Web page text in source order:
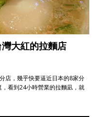
灣大紅的拉麵店
店，幾乎快要逼近日本的8家分
看到24小時營業的拉麵凪，就